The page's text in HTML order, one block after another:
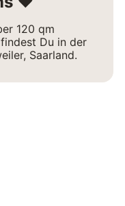
120 qm
Du in der
Saarland.